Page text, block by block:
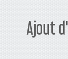
Ajout